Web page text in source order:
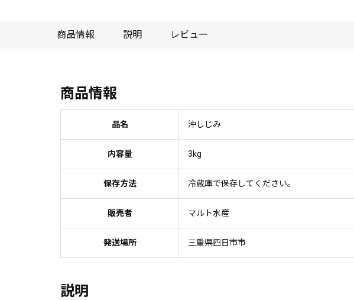
商品情報 説明 レビュー
商品情報
品名 沖しじみ
内容量 3kg
保存方法 冷蔵庫で保存してください。
販売者 マルト水産
発送場所 三重県四日市市
説明